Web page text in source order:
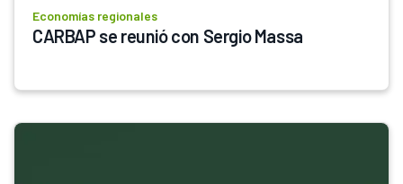
Economías regionales
CARBAP se reunió con Sergio Massa